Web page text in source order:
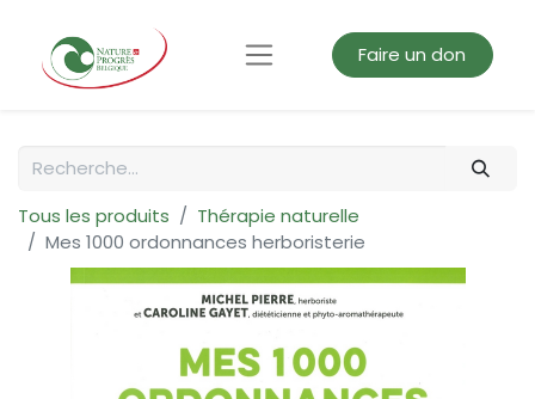
Faire un don
Tous les produits
Thérapie naturelle
Mes 1000 ordonnances herboristerie